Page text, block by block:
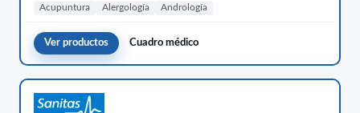
Acupuntura Alergología Andrología
Ver productos Cuadro médico